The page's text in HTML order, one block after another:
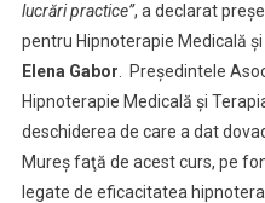
lucrări practice”, a declarat
pentru Hipnoterapie Medicală
Elena Gabor . Preşedintele
Hipnoterapie Medicală şi
deschiderea de care a dat
Mureş faţă de acest curs, pe
legate de eficacitatea